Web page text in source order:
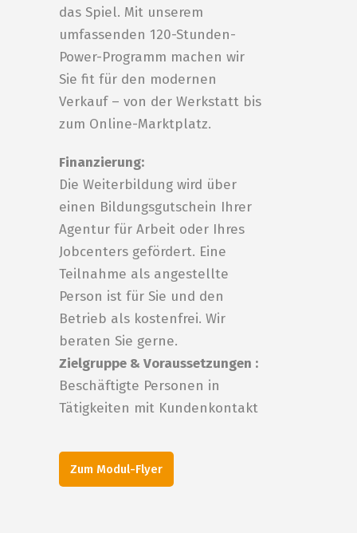
das Spiel. Mit unserem
umfassenden 120-Stunden-
Power-Programm machen wir
Sie fit für den modernen
Verkauf – von der Werkstatt bis
zum Online-Marktplatz.
Finanzierung:
Die Weiterbildung wird über
einen Bildungsgutschein Ihrer
Agentur für Arbeit oder Ihres
Jobcenters gefördert. Eine
Teilnahme als angestellte
Person ist für Sie und den
Betrieb als kostenfrei. Wir
beraten Sie gerne.
Zielgruppe & Voraussetzungen :
Beschäftigte Personen in
Tätigkeiten mit Kundenkontakt
Zum Modul-Flyer